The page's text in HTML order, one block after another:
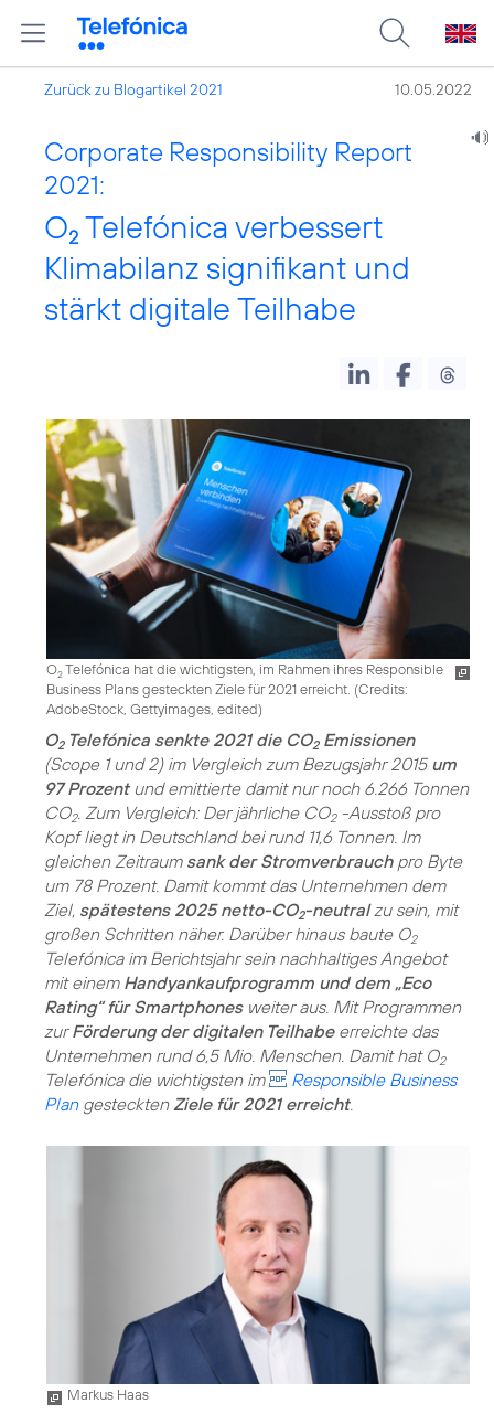
Zurück zu Blogartikel 2021 10.05.2022
Corporate Responsibility Report
2021:
O2 Telefónica verbessert
Klimabilanz signifikant und
stärkt digitale Teilhabe
O2Telefónica hat die wichtigsten, im Rahmen ihres Responsible
Business Plans gesteckten Ziele für 2021 erreicht. (Credits:
AdobeStock, Gettyimages, edited)
O2Telefónica senkte 2021 die CO2Emissionen
(Scope 1 und 2) im Vergleich zum Bezugsjahr 2015um
97 Prozentund emittierte damit nur noch 6.266 Tonnen
CO2. Zum Vergleich: Der jährliche CO2-Ausstoß pro
Kopf liegt in Deutschland bei rund 11,6 Tonnen. Im
gleichen Zeitraum sank der Stromverbrauchpro Byte
um 78 Prozent. Damit kommt das Unternehmen dem
Ziel, spätestens 2025 netto-CO2-neutralzu sein, mit
großen Schritten näher. Darüber hinaus baute O2
Telefónica im Berichtsjahr sein nachhaltiges Angebot
mit einem Handyankaufprogramm und dem „Eco
Rating“ für Smartphonesweiter aus. Mit Programmen
zurFörderung der digitalen Teilhabeerreichte das
Unternehmen rund 6,5 Mio. Menschen. Damit hat O2
Telefónica die wichtigsten im
Responsible Business
Plangesteckten Ziele für 2021 erreicht.
Markus Haas